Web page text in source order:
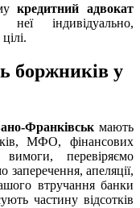
кредитний адвокат
індивідуально,
боржників у
Франківськ мають
МФО, фінансових
перевіряємо
заперечення, апеляції,
втручання банки
частину відсотків